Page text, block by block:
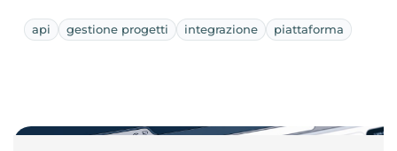
api gestione progetti integrazione piattaforma